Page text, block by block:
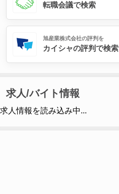
転職会議で検索
旭産業株式会社の評判を
カイシャの評判で検索
求人/バイト情報
求人情報を読み込み中...